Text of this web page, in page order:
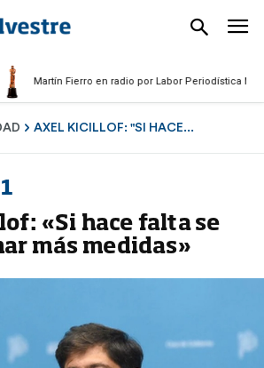
Martín Fierro en radio por Labor Periodística
AXEL KICILLOF: "SI HACE...
«Si hace falta se
más medidas»